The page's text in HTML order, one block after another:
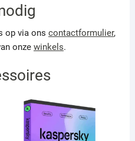
op via ons contactformulier,
onze winkels.